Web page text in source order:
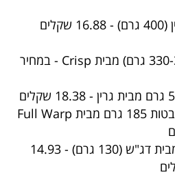
ג'חנון ללא גלוטן מבית גרין (400 גרם) - 16.88 שקלים
מגוון פיצה איטלקית ( 330-360 גרם) מבית Crisp - במחיר
מגוון טורטיה מקטניות מונבטות 185 גרם מבית Full Warp
קניידלך מיקס ללא גלוטן מבית דג"ש (130 גרם) - 14.93